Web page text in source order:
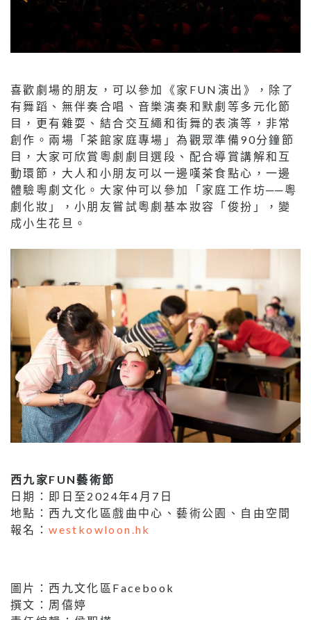
喜歡劇場的朋友，可以參加《家FUN演出》，除了
有舞蹈、無伴奏合唱、音樂演奏和默劇等多元化節
目，更有雜耍、結合交互繩和街舞的表演等，非常
創作。兩場「茶館家庭專場」為觀眾準備90分鐘節
目，大家可欣賞粵劇劇目選段、配合導賞講解和互
動環節，大人和小朋友可以一邊嘆茶食點心，一邊
體驗粵劇文化。大家仲可以參加「家庭工作坊──粵
劇化妝」，小朋友嘗試粵劇基本妝容「俊扮」，變
成小生花旦。
西九家FUN藝術節
日期：即日至2024年4月7日
地點：西九文化區戲曲中心、藝術公園、自由空間
報名：westkowloon.hk
圖片：西九文化區Facebook
撰文：周僖婷